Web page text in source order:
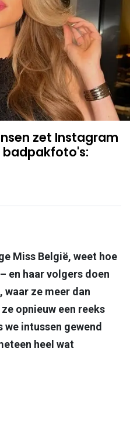
zet Instagram
link
Miss België, weet hoe
en haar volgers doen
waar ze meer dan
opnieuw een reeks
we intussen gewend
heel wat